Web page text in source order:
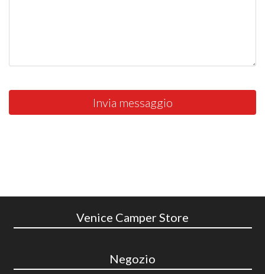
Invia messaggio
Venice Camper Store
Negozio